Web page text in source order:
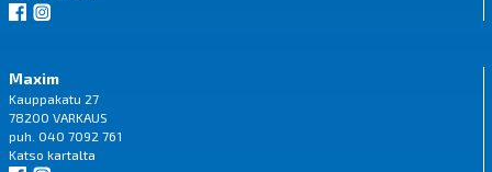
Maxim
Kauppakatu 27
78200 VARKAUS
puh. 040 7092 761
Katso kartalta